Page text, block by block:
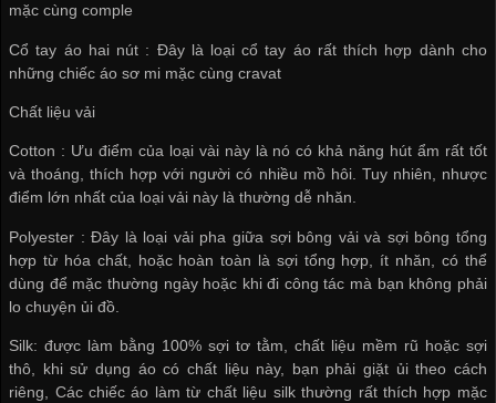
mặc cùng comple
Cổ tay áo hai nút : Đây là loại cổ tay áo rất thích hợp dành cho
những chiếc áo sơ mi mặc cùng cravat
Chất liệu vải
Cotton : Ưu điểm của loại vài này là nó có khả năng hút ẩm rất tốt
và thoáng, thích hợp với người có nhiều mồ hôi. Tuy nhiên, nhược
điểm lớn nhất của loại vải này là thường dễ nhăn.
Polyester : Đây là loại vải pha giữa sợi bông vải và sợi bông tổng
hợp từ hóa chất, hoặc hoàn toàn là sợi tổng hợp, ít nhăn, có thể
dùng để mặc thường ngày hoặc khi đi công tác mà bạn không phải
lo chuyện ủi đồ.
Silk: được làm bằng 100% sợi tơ tằm, chất liệu mềm rũ hoặc sợi
thô, khi sử dụng áo có chất liệu này, bạn phải giặt ủi theo cách
riêng, Các chiếc áo làm từ chất liệu silk thường rất thích hợp mặc